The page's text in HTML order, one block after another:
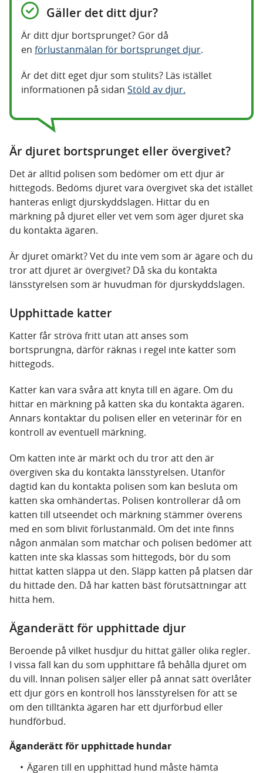
Gäller det ditt djur?
Är ditt djur bortsprunget? Gör då
en förlustanmälan för bortsprunget djur.
Är det ditt eget djur som stulits? Läs istället
informationen på sidan Stöld av djur.
Är djuret bortsprunget eller övergivet?
Det är alltid polisen som bedömer om ett djur är
hittegods. Bedöms djuret vara övergivet ska det istället
hanteras enligt djurskyddslagen. Hittar du en
märkning på djuret eller vet vem som äger djuret ska
du kontakta ägaren.
Är djuret omärkt? Vet du inte vem som är ägare och du
tror att djuret är övergivet? Då ska du kontakta
länsstyrelsen som är huvudman för djurskyddslagen.
Upphittade katter
Katter får ströva fritt utan att anses som
bortsprungna, därför räknas i regel inte katter som
hittegods.
Katter kan vara svåra att knyta till en ägare. Om du
hittar en märkning på katten ska du kontakta ägaren.
Annars kontaktar du polisen eller en veterinär för en
kontroll av eventuell märkning.
Om katten inte är märkt och du tror att den är
övergiven ska du kontakta länsstyrelsen. Utanför
dagtid kan du kontakta polisen som kan besluta om
katten ska omhändertas. Polisen kontrollerar då om
katten till utseendet och märkning stämmer överens
med en som blivit förlustanmäld. Om det inte finns
någon anmälan som matchar och polisen bedömer att
katten inte ska klassas som hittegods, bör du som
hittat katten släppa ut den. Släpp katten på platsen där
du hittade den. Då har katten bäst förutsättningar att
hitta hem.
Äganderätt för upphittade djur
Beroende på vilket husdjur du hittat gäller olika regler.
I vissa fall kan du som upphittare få behålla djuret om
du vill. Innan polisen säljer eller på annat sätt överlåter
ett djur görs en kontroll hos länsstyrelsen för att se
om den tilltänkta ägaren har ett djurförbud eller
hundförbud.
Äganderätt för upphittade hundar
Ägaren till en upphittad hund måste hämta